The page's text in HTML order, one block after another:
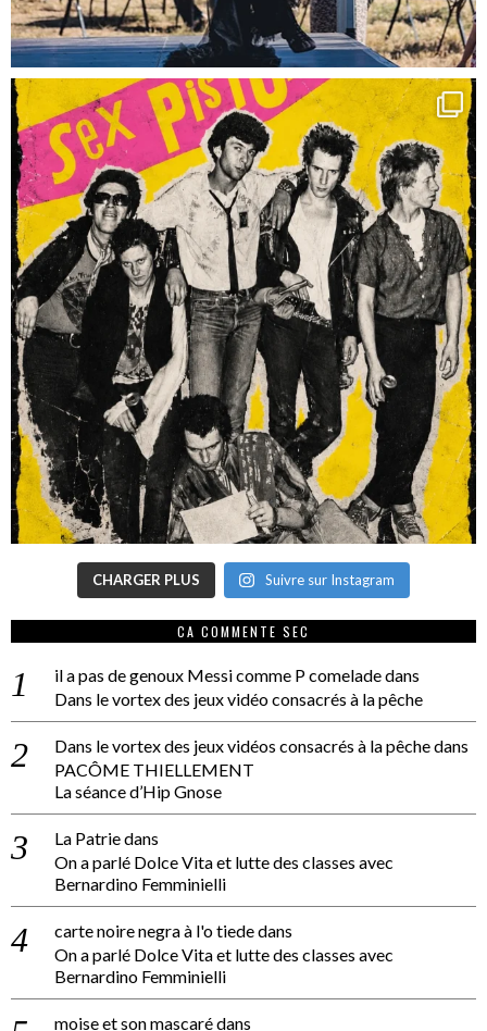
CHARGER PLUS Suivre sur Instagram
CA COMMENTE SEC
il a pas de genoux Messi comme P comeladedans
Dans le vortex des jeux vidéo consacrés à la pêche
Dans le vortex des jeux vidéos consacrés à la pêchedans
PACÔME THIELLEMENT
La séance d’Hip Gnose
La Patriedans
On a parlé Dolce Vita et lutte des classes avec
Bernardino Femminielli
carte noire negra à l'o tiededans
On a parlé Dolce Vita et lutte des classes avec
Bernardino Femminielli
moise et son mascarédans